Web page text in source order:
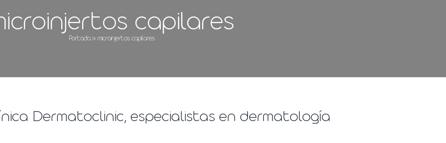
capilares
Portada» microinjertos capilares
Dermatoclinic, especialistas en dermatología